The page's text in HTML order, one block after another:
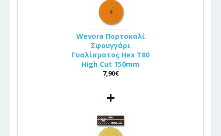
Wevora Πορτοκαλί
Σφουγγάρι
Γυαλίσματος Hex T80
High Cut 150mm
7,90€
+